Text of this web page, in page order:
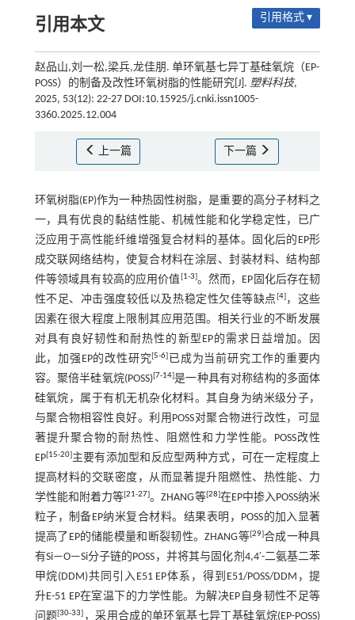
引用本文 引用格式 ▾
赵品山,刘一松,梁兵,龙佳朋. 单环氧基七异丁基硅氧烷（EP-
POSS）的制备及改性环氧树脂的性能研究[J]. 塑料科技,
2025, 53(12): 22-27 DOI:10.15925/j.cnki.issn1005-
3360.2025.12.004
上一篇 下一篇
环氧树脂(EP)作为一种热固性树脂，是重要的高分子材料之
一，具有优良的黏结性能、机械性能和化学稳定性，已广
泛应用于高性能纤维增强复合材料的基体。固化后的EP形
成交联网络结构，使复合材料在涂层、封装材料、结构部
件等领域具有较高的应用价值 [1-3]。然而，EP固化后存在韧
性不足、冲击强度较低以及热稳定性欠佳等缺点 [4]，这些
因素在很大程度上限制其应用范围。相关行业的不断发展
对具有良好韧性和耐热性的新型EP的需求日益增加。因
此，加强EP的改性研究[5-6] 已成为当前研究工作的重要内
容。聚倍半硅氧烷(POSS)[7-14]是一种具有对称结构的多面体
硅氧烷，属于有机无机杂化材料。其自身为纳米级分子，
与聚合物相容性良好。利用POSS对聚合物进行改性，可显
著提升聚合物的耐热性、阻燃性和力学性能。POSS改性
EP[15-20]主要有添加型和反应型两种方式，可在一定程度上
提高材料的交联密度，从而显著提升阻燃性、热性能、力
学性能和附着力等[21-27]。ZHANG等[28]在EP中掺入POSS纳米
粒子，制备EP纳米复合材料。结果表明，POSS的加入显著
提高了EP的储能模量和断裂韧性。ZHANG等[29]合成一种具
有Si—O—Si分子链的POSS，并将其与固化剂4,4′-二氨基二苯
甲烷(DDM)共同引入E51 EP体系，得到E51/POSS/DDM，提
升E-51 EP在室温下的力学性能。为解决EP自身韧性不足等
问题[30-33] ，采用合成的单环氧基七异丁基硅氧烷(EP-POSS)